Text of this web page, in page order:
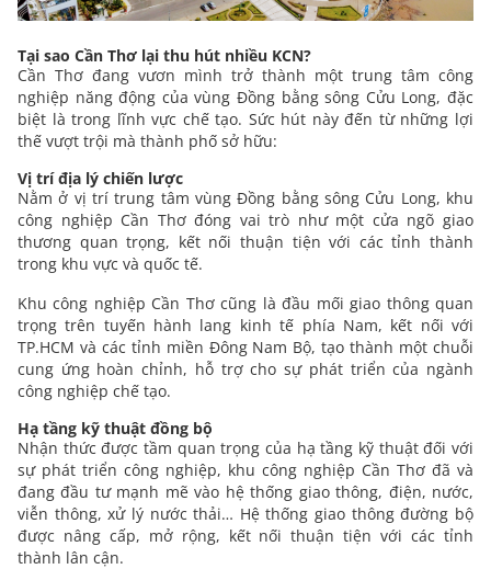
Tại sao Cần Thơ lại thu hút nhiều KCN?
Cần Thơ đang vươn mình trở thành một trung tâm công
nghiệp năng động của vùng Đồng bằng sông Cửu Long, đặc
biệt là trong lĩnh vực chế tạo. Sức hút này đến từ những lợi
thế vượt trội mà thành phố sở hữu:
Vị trí địa lý chiến lược
Nằm ở vị trí trung tâm vùng Đồng bằng sông Cửu Long, khu
công nghiệp Cần Thơ đóng vai trò như một cửa ngõ giao
thương quan trọng, kết nối thuận tiện với các tỉnh thành
trong khu vực và quốc tế.
Khu công nghiệp Cần Thơ cũng là đầu mối giao thông quan
trọng trên tuyến hành lang kinh tế phía Nam, kết nối với
TP.HCM và các tỉnh miền Đông Nam Bộ, tạo thành một chuỗi
cung ứng hoàn chỉnh, hỗ trợ cho sự phát triển của ngành
công nghiệp chế tạo.
Hạ tầng kỹ thuật đồng bộ
Nhận thức được tầm quan trọng của hạ tầng kỹ thuật đối với
sự phát triển công nghiệp, khu công nghiệp Cần Thơ đã và
đang đầu tư mạnh mẽ vào hệ thống giao thông, điện, nước,
viễn thông, xử lý nước thải… Hệ thống giao thông đường bộ
được nâng cấp, mở rộng, kết nối thuận tiện với các tỉnh
thành lân cận.